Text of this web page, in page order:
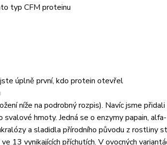
typ CFM proteinu
úplně první, kdo protein otevřel
níže na podrobný rozpis). Navíc jsme přidali
hmoty. Jedná se o enzymy papain, alfa-
a sladidla přírodního původu z rostliny
13 vynikajících příchutích. V ovocných